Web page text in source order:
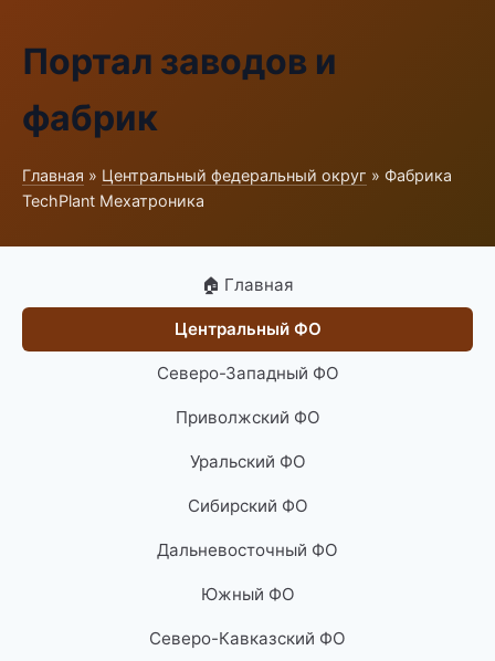
Портал заводов и
фабрик
Главная » Центральный федеральный округ » Фабрика
TechPlant Мехатроника
🏠 Главная
Центральный ФО
Северо-Западный ФО
Приволжский ФО
Уральский ФО
Сибирский ФО
Дальневосточный ФО
Южный ФО
Северо-Кавказский ФО